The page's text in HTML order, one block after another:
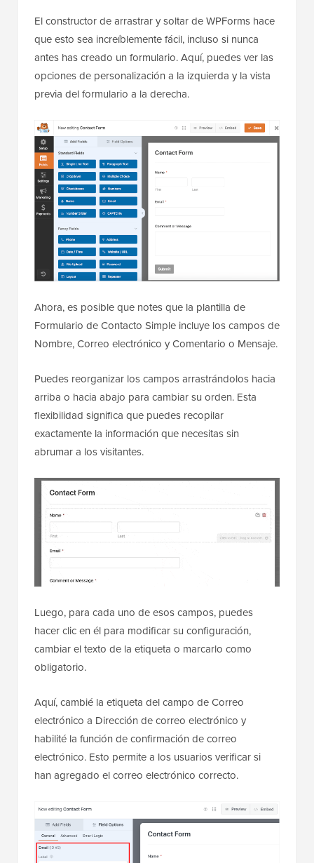
El constructor de arrastrar y soltar de WPForms hace
que esto sea increíblemente fácil, incluso si nunca
antes has creado un formulario. Aquí, puedes ver las
opciones de personalización a la izquierda y la vista
previa del formulario a la derecha.
Ahora, es posible que notes que la plantilla de
Formulario de Contacto Simple incluye los campos de
Nombre, Correo electrónico y Comentario o Mensaje.
Puedes reorganizar los campos arrastrándolos hacia
arriba o hacia abajo para cambiar su orden. Esta
flexibilidad significa que puedes recopilar
exactamente la información que necesitas sin
abrumar a los visitantes.
Luego, para cada uno de esos campos, puedes
hacer clic en él para modificar su configuración,
cambiar el texto de la etiqueta o marcarlo como
obligatorio.
Aquí, cambié la etiqueta del campo de Correo
electrónico a Dirección de correo electrónico y
habilité la función de confirmación de correo
electrónico. Esto permite a los usuarios verificar si
han agregado el correo electrónico correcto.